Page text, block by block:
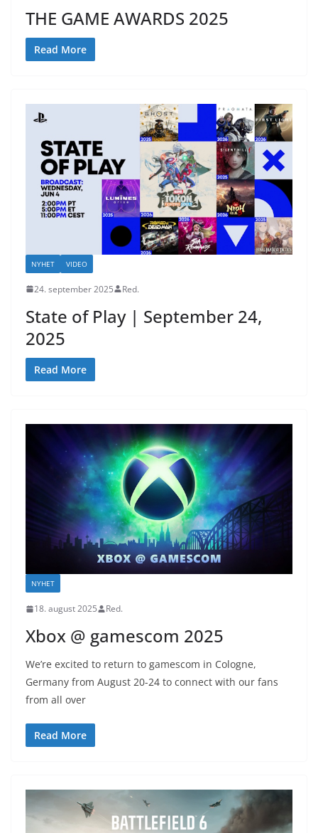
THE GAME AWARDS 2025
Read More
NYHET VIDEO
24. september 2025 Red.
State of Play | September 24,
2025
Read More
NYHET
18. august 2025 Red.
Xbox @ gamescom 2025
We’re excited to return to gamescom in Cologne,
Germany from August 20-24 to connect with our fans
from all over
Read More